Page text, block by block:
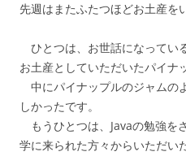
先週はまたふたつほどお土産を
ひとつは、お世話になってい
お土産としていただいたパイナ
中にパイナップルのジャムの
しかったです。
もうひとつは、Javaの勉強を
学に来られた方々からいただい